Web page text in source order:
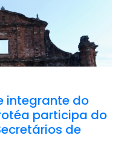
integrante do
participa do
de